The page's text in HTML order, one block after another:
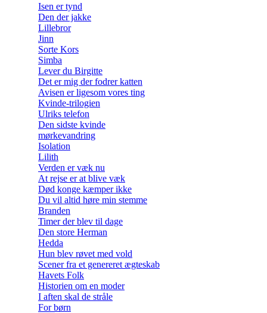
Isen er tynd
Den der jakke
Lillebror
Jinn
Sorte Kors
Simba
Lever du Birgitte
Det er mig der fodrer katten
Avisen er ligesom vores ting
Kvinde-trilogien
Ulriks telefon
Den sidste kvinde
mørkevandring
Isolation
Lilith
Verden er væk nu
At rejse er at blive væk
Død konge kæmper ikke
Du vil altid høre min stemme
Branden
Timer der blev til dage
Den store Herman
Hedda
Hun blev røvet med vold
Scener fra et genereret ægteskab
Havets Folk
Historien om en moder
I aften skal de stråle
For børn